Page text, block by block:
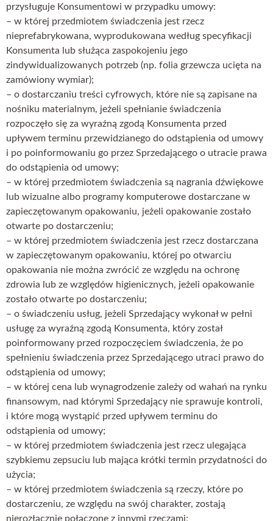
przysługuje Konsumentowi w przypadku umowy:
– w której przedmiotem świadczenia jest rzecz
nieprefabrykowana, wyprodukowana według specyfikacji
Konsumenta lub służąca zaspokojeniu jego
zindywidualizowanych potrzeb (np. folia grzewcza ucięta na
zamówiony wymiar);
– o dostarczaniu treści cyfrowych, które nie są zapisane na
nośniku materialnym, jeżeli spełnianie świadczenia
rozpoczęło się za wyraźną zgodą Konsumenta przed
upływem terminu przewidzianego do odstąpienia od umowy
i po poinformowaniu go przez Sprzedającego o utracie prawa
do odstąpienia od umowy;
– w której przedmiotem świadczenia są nagrania dźwiękowe
lub wizualne albo programy komputerowe dostarczane w
zapieczętowanym opakowaniu, jeżeli opakowanie zostało
otwarte po dostarczeniu;
– w której przedmiotem świadczenia jest rzecz dostarczana
w zapieczętowanym opakowaniu, której po otwarciu
opakowania nie można zwrócić ze względu na ochronę
zdrowia lub ze względów higienicznych, jeżeli opakowanie
zostało otwarte po dostarczeniu;
– o świadczeniu usług, jeżeli Sprzedający wykonał w pełni
usługę za wyraźną zgodą Konsumenta, który został
poinformowany przed rozpoczęciem świadczenia, że po
spełnieniu świadczenia przez Sprzedającego utraci prawo do
odstąpienia od umowy;
– w której cena lub wynagrodzenie zależy od wahań na rynku
finansowym, nad którymi Sprzedający nie sprawuje kontroli,
i które mogą wystąpić przed upływem terminu do
odstąpienia od umowy;
– w której przedmiotem świadczenia jest rzecz ulegająca
szybkiemu zepsuciu lub mająca krótki termin przydatności do
użycia;
– w której przedmiotem świadczenia są rzeczy, które po
dostarczeniu, ze względu na swój charakter, zostają
nierozłącznie połączone z innymi rzeczami;